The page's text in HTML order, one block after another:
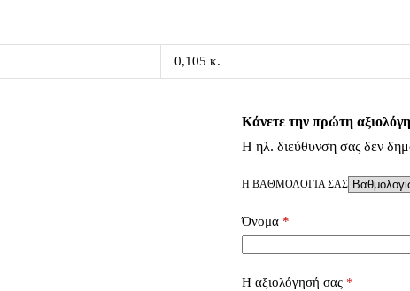
0,105 κ.
Κάνετε την πρώτη
Η ηλ. διεύθυνση σας δεν
Η ΒΑΘΜΟΛΟΓΊΑ ΣΑΣ
Όνομα*
Η αξιολόγησή σας *